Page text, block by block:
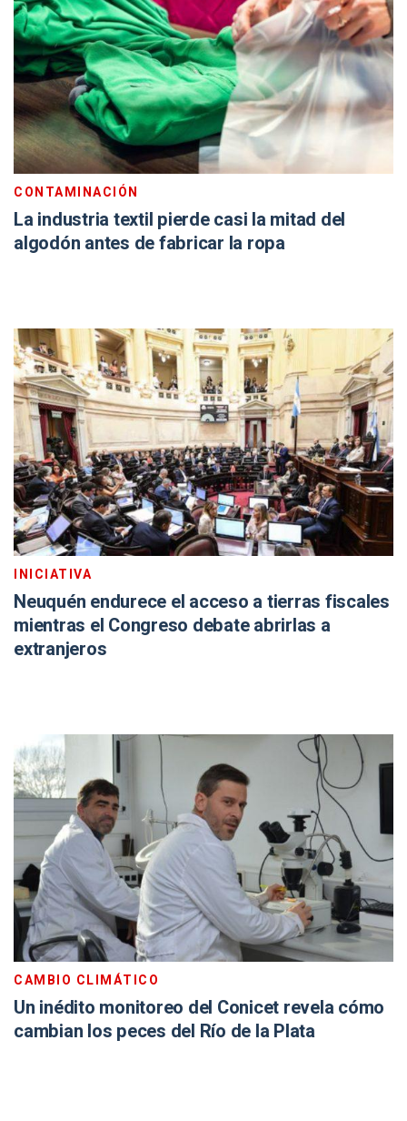
CONTAMINACIÓN
La industria textil pierde casi la mitad del
algodón antes de fabricar la ropa
INICIATIVA
Neuquén endurece el acceso a tierras fiscales
mientras el Congreso debate abrirlas a
extranjeros
CAMBIO CLIMÁTICO
Un inédito monitoreo del Conicet revela cómo
cambian los peces del Río de la Plata